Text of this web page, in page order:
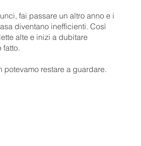
fai passare un altro anno e i
diventano inefficienti. Così
alte e inizi a dubitare
fatto.
potevamo restare a guardare.